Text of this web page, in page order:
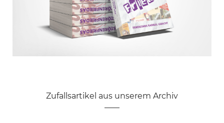
Zufallsartikel aus unserem Archiv